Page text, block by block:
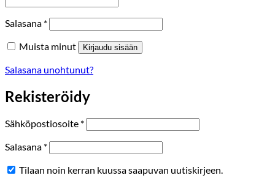
Salasana *Vaaditaan
Muista minut Kirjaudu sisään
Salasana unohtunut?
Rekisteröidy
Sähköpostiosoite *Vaaditaan
Salasana *Vaaditaan
Tilaan noin kerran kuussa saapuvan uutiskirjeen.